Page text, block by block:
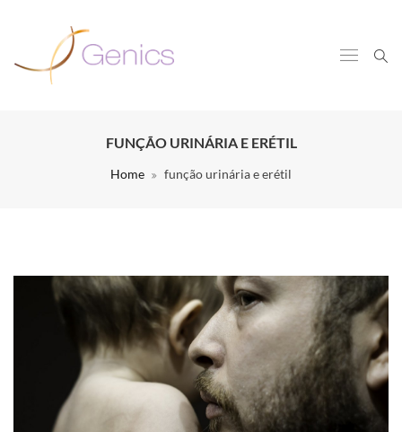
FUNÇÃO URINÁRIA E ERÉTIL
Home função urinária e erétil